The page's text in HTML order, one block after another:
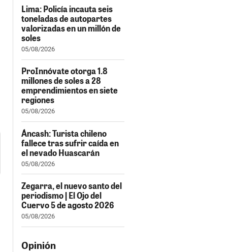
Lima: Policía incauta seis
toneladas de autopartes
valorizadas en un millón de
soles
05/08/2026
ProInnóvate otorga 1.8
millones de soles a 28
emprendimientos en siete
regiones
05/08/2026
Áncash: Turista chileno
fallece tras sufrir caída en
el nevado Huascarán
05/08/2026
Zegarra, el nuevo santo del
periodismo | El Ojo del
Cuervo 5 de agosto 2026
05/08/2026
Opinión